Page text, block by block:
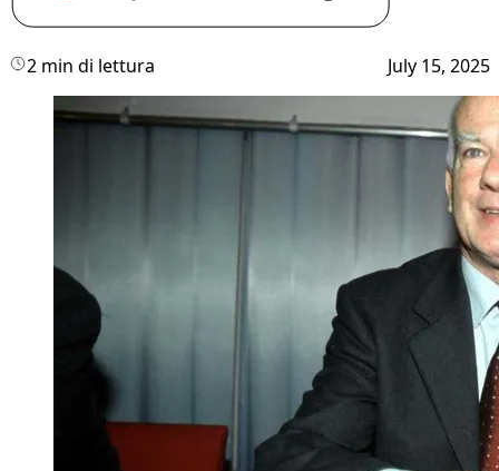
2 min di lettura July 15, 2025